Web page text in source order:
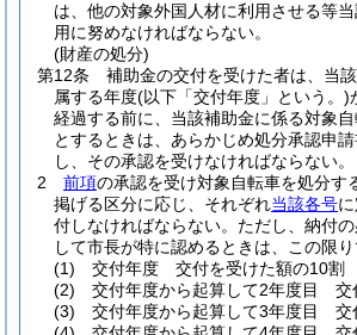
は、他の対象外国人材に利用させる等
用に努めなければならない。
(財産の処分)
第12条
補助金の交付を受けた者は、当
属する年度(以下「交付年度」という。)
経過する前に、当該補助金に係る対象
とするときは、あらかじめ処分承認申
し、その承認を受けなければならない。
2
前項の承認を受け対象自転車を処分す
掲げる区分に応じ、それぞれ当該各号
付しなければならない。 ただし、納付
して市長が特に認めるときは、この限り
(1)
交付年度 交付を受けた額の10割
(2)
交付年度から起算して2年度目 交
(3)
交付年度から起算して3年度目 交